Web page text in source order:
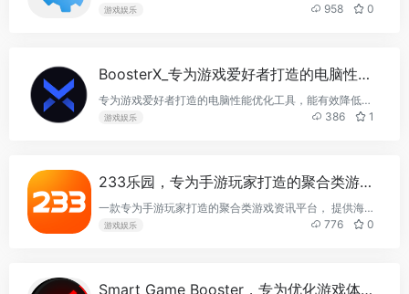
游戏娱乐 958 0
BoosterX_专为游戏爱好者打造的电脑性能优化工具
专为游戏爱好者打造的电脑性能优化工具，能有效降低系统延迟，提高游戏帧率
游戏娱乐 386 1
233乐园，专为手游玩家打造的聚合类游戏下载平台
一款专为手游玩家打造的聚合类游戏资讯平台， 提供海量免费游戏资源，各种玩法的游戏，不同题材、风格的游戏，这里全部都有。打开游戏，等待下载完成就能直接开玩。
游戏娱乐 776 0
Smart Game Booster，专为优化游戏体验而生电脑性能优化工具